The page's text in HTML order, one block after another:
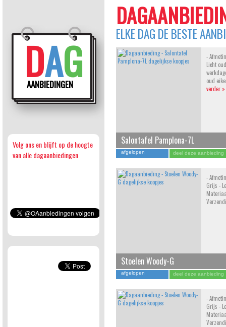
DAG
AANBIEDINGEN
Volg ons en blijft op de hoogte
van alle dagaanbiedingen
ELKE DAG DE BESTE
-
Licht
oud
verder »
Salontafel Pamplona-7L
afgelopen deel deze aanbieding
-
Grijs -
Stoelen Woody-G
afgelopen deel deze aanbieding
-
Grijs -